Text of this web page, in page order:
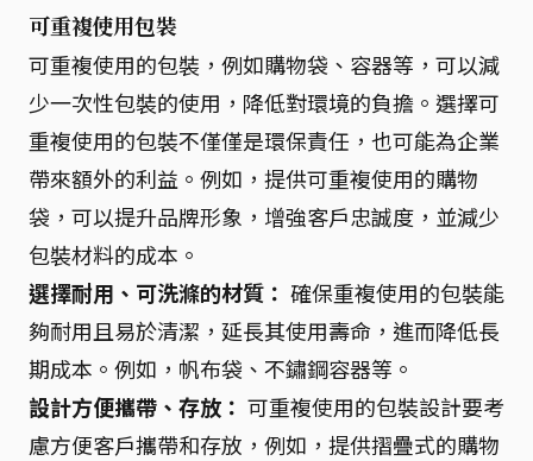
可重複使用包裝
可重複使用的包裝，例如購物袋、容器等，可以減
少一次性包裝的使用，降低對環境的負擔。選擇可
重複使用的包裝不僅僅是環保責任，也可能為企業
帶來額外的利益。例如，提供可重複使用的購物
袋，可以提升品牌形象，增強客戶忠誠度，並減少
包裝材料的成本。
選擇耐用、可洗滌的材質： 確保重複使用的包裝能
夠耐用且易於清潔，延長其使用壽命，進而降低長
期成本。例如，帆布袋、不鏽鋼容器等。
設計方便攜帶、存放： 可重複使用的包裝設計要考
慮方便客戶攜帶和存放，例如，提供摺疊式的購物